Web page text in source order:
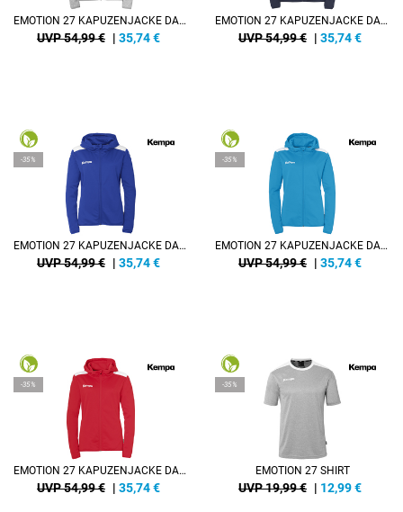
EMOTION 27 KAPUZENJACKE DAMEN
UVP 54,99 € | 35,74€
EMOTION 27 KAPUZENJACKE DAMEN
UVP 54,99 € | 35,74€
-35%
EMOTION 27 KAPUZENJACKE DAMEN
UVP 54,99 € | 35,74€
-35%
EMOTION 27 KAPUZENJACKE DAMEN
UVP 54,99 € | 35,74€
-35%
EMOTION 27 KAPUZENJACKE DAMEN
UVP 54,99 € | 35,74€
-35%
EMOTION 27 SHIRT
UVP 19,99 € | 12,99€